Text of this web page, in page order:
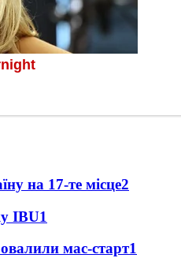
на 17-те місце2
IBU1
мас-старт1